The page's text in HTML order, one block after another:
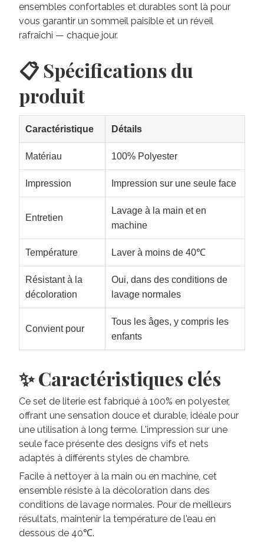
ensembles confortables et durables sont là pour
vous garantir un sommeil paisible et un réveil
rafraîchi — chaque jour.
📋 Spécifications du
produit
Caractéristique Détails
Matériau 100% Polyester
Impression Impression sur une seule face
Entretien
Lavage à la main et en
machine
Température Laver à moins de 40℃
Résistant à la
décoloration
Oui, dans des conditions de
lavage normales
Convient pour
Tous les âges, y compris les
enfants
✨ Caractéristiques clés
Ce set de literie est fabriqué à 100% en polyester,
offrant une sensation douce et durable, idéale pour
une utilisation à long terme. L'impression sur une
seule face présente des designs vifs et nets
adaptés à différents styles de chambre.
Facile à nettoyer à la main ou en machine, cet
ensemble résiste à la décoloration dans des
conditions de lavage normales. Pour de meilleurs
résultats, maintenir la température de l'eau en
dessous de 40℃.